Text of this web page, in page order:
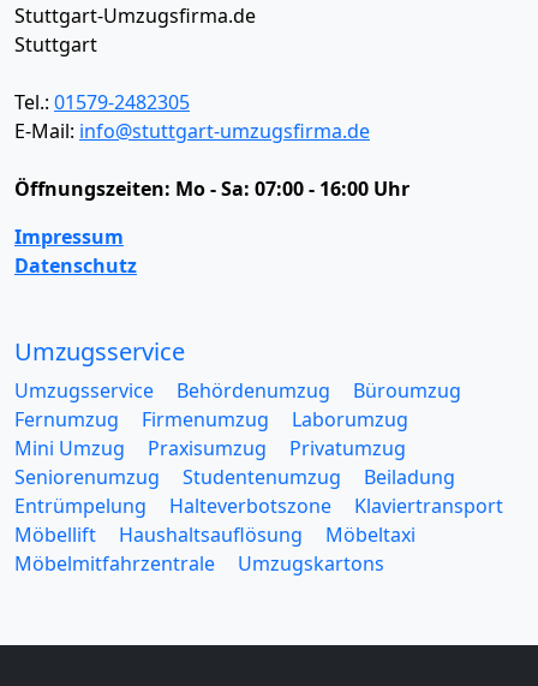
Stuttgart-Umzugsfirma.de
Stuttgart
Tel.: 01579-2482305
E-Mail: info@stuttgart-umzugsfirma.de
Öffnungszeiten: Mo - Sa: 07:00 - 16:00 Uhr
Impressum
Datenschutz
Umzugsservice
Umzugsservice Behördenumzug
Büroumzug
Fernumzug
Firmenumzug
Laborumzug
Mini Umzug
Praxisumzug
Privatumzug
Seniorenumzug
Studentenumzug
Beiladung
Entrümpelung
Halteverbotszone
Klaviertransport
Möbellift
Haushaltsauflösung
Möbeltaxi
Möbelmitfahrzentrale
Umzugskartons